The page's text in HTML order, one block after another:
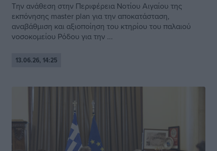
Την ανάθεση στην Περιφέρεια Νοτίου Αιγαίου της
εκπόνησης master plan για την αποκατάσταση,
αναβάθμιση και αξιοποίηση του κτηρίου του παλαιού
νοσοκομείου Ρόδου για την ...
13.06.26, 14:25